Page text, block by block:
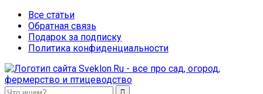
Все статьи
Обратная связь
Подарок за подписку
Политика конфиденциальности